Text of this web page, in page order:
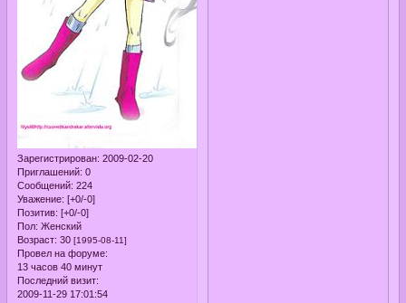
Зарегистрирован: 2009-02-20
Приглашений: 0
Сообщений: 224
Уважение: [+0/-0]
Позитив: [+0/-0]
Пол: Женский
Возраст: 30 [1995-08-11]
Провел на форуме:
13 часов 40 минут
Последний визит:
2009-11-29 17:01:54